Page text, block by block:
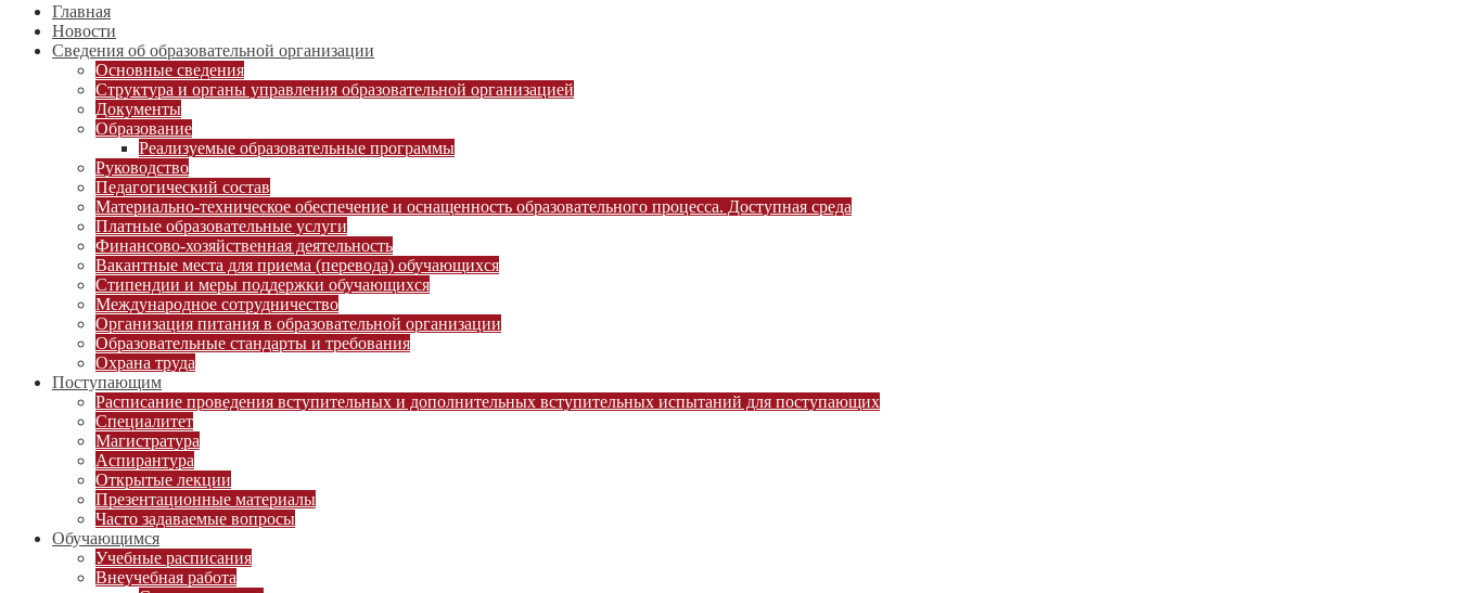
Главная
Новости
Сведения об образовательной организации
Основные сведения
Структура и органы управления образовательной организацией
Документы
Образование
Реализуемые образовательные программы
Руководство
Педагогический состав
Материально-техническое обеспечение и оснащенность образовательного процесса. Доступная среда
Платные образовательные услуги
Финансово-хозяйственная деятельность
Вакантные места для приема (перевода) обучающихся
Стипендии и меры поддержки обучающихся
Международное сотрудничество
Организация питания в образовательной организации
Образовательные стандарты и требования
Охрана труда
Поступающим
Расписание проведения вступительных и дополнительных вступительных испытаний для поступающих
Специалитет
Магистратура
Аспирантура
Открытые лекции
Презентационные материалы
Часто задаваемые вопросы
Обучающимся
Учебные расписания
Внеучебная работа